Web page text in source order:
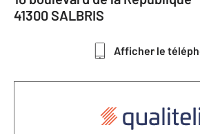
41300 SALBRIS
Afficher le